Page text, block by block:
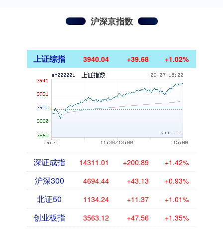
沪深京指数
上证综指 3940.04 +39.68 +1.02%
深证成指 14311.01 +200.89 +1.42%
沪深300 4694.44 +43.13 +0.93%
北证50 1134.24 +11.37 +1.01%
创业板指 3563.12 +47.56 +1.35%